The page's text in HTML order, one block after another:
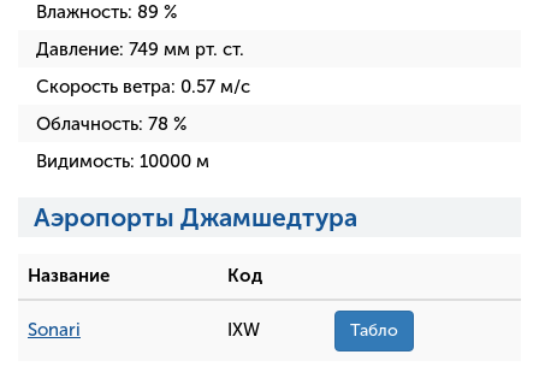
Влажность: 89 %
Давление: 749 мм рт. ст.
Скорость ветра: 0.57 м/с
Облачность: 78 %
Видимость: 10000 м
Аэропорты Джамшедтура
Название Код
Sonari IXW Табло